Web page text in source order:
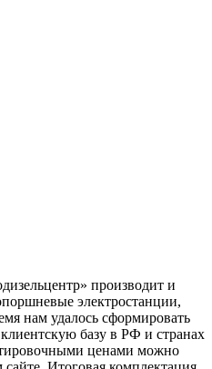
производит и
электростанции,
нам удалось сформировать
базу в РФ и странах
ценами можно